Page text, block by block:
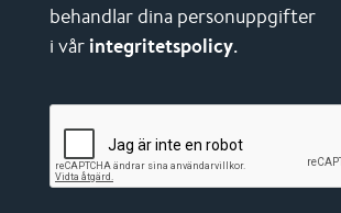
behandlar dina personuppgifter
i vårintegritetspolicy.